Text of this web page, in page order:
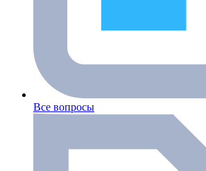
Все вопросы